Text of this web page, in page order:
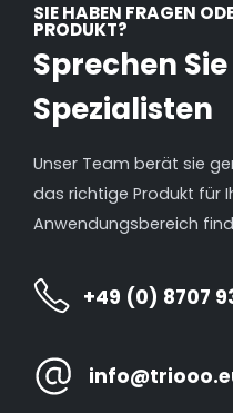
SIE HABEN FRAGEN
PRODUKT?
Sprechen
Spezialisten
Unser Team berät sie
das richtige Produkt für
Anwendungsbereich
+49 (0) 8707